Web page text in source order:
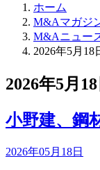
ホーム
M&Aマガジ
M&Aニュー
2026年5月
2026年5月
小野建、鋼
2026年05月18日